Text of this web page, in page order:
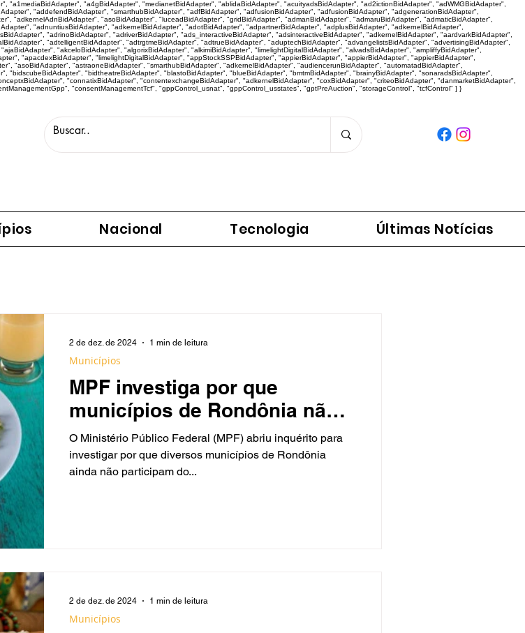
"a4gBidAdapter", "medianetBidAdapter", "ablidaBidAdapter", "acuityadsBidAdapter", "ad2ictionBidAdapter", "adWMGBidAdapter",
"addefendBidAdapter", "smarthubBidAdapter", "adfBidAdapter", "adfusionBidAdapter", "adfusionBidAdapter", "adgenerationBidAdapter",
"adkernelAdnBidAdapter", "asoBidAdapter", "luceadBidAdapter", "gridBidAdapter", "admanBidAdapter", "admaruBidAdapter", "admaticBidAdapter",
"adnuntiusBidAdapter", "adkernelBidAdapter", "adotBidAdapter", "adpartnerBidAdapter", "adplusBidAdapter", "adkernelBidAdapter",
"adrinoBidAdapter", "adriverBidAdapter", "ads_interactiveBidAdapter", "adsinteractiveBidAdapter", "adkernelBidAdapter", "aardvarkBidAdapter",
"adtelligentBidAdapter", "adtrgtmeBidAdapter", "adtrueBidAdapter", "aduptechBidAdapter", "advangelistsBidAdapter", "advertisingBidAdapter",
"akceloBidAdapter", "algorixBidAdapter", "alkimiBidAdapter", "limelightDigitalBidAdapter", "alvadsBidAdapter", "ampliffyBidAdapter",
"apacdexBidAdapter", "limelightDigitalBidAdapter", "appStockSSPBidAdapter", "appierBidAdapter", "appierBidAdapter", "appierBidAdapter",
"asoBidAdapter", "astraoneBidAdapter", "smarthubBidAdapter", "adkernelBidAdapter", "audiencerunBidAdapter", "automatadBidAdapter",
"bidtheatreBidAdapter", "blastoBidAdapter", "blueBidAdapter", "bmtmBidAdapter", "brainyBidAdapter", "sonaradsBidAdapter",
"connatixBidAdapter", "contentexchangeBidAdapter", "adkernelBidAdapter", "coxBidAdapter", "criteoBidAdapter", "danmarketBidAdapter",
"consentManagementTcf", "gppControl_usnat", "gppControl_usstates", "gptPreAuction", "storageControl", "tcfControl" ] }
Nacional Tecnologia Últimas Notícias
MPF investiga por que
municípios de Rondônia não
participam de programa
nacional de segurança
alimentar
O Ministério Público Federal (MPF) abriu inquérito para
investigar por que diversos municípios de Rondônia
ainda não participam do...
Municípios
2 de dez. de 2024 1 min de leitura
Municípios
2 de dez. de 2024 1 min de leitura